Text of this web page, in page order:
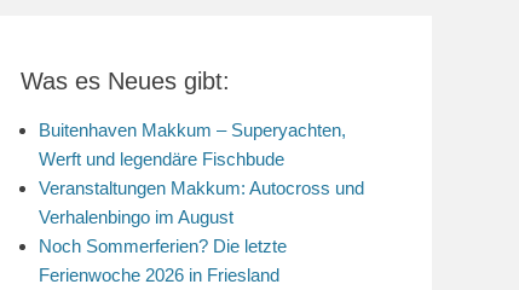
Was es Neues gibt:
Buitenhaven Makkum – Superyachten,
Werft und legendäre Fischbude
Veranstaltungen Makkum: Autocross und
Verhalenbingo im August
Noch Sommerferien? Die letzte
Ferienwoche 2026 in Friesland